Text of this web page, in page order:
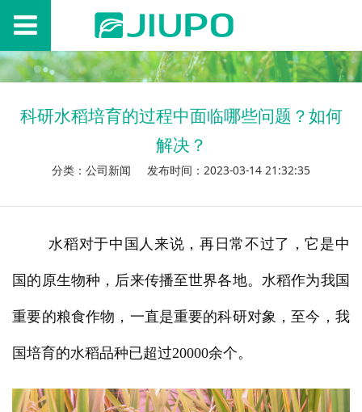
科研水稻培育的过程中面临哪些问题？如何
解决？
分类：公司新闻 发布时间：2023-03-14 21:32:35
水稻对于中国人来说，再日常不过了，它是中
国的原生物种，后来传播至世界各地。水稻作为我国
重要的粮食作物，一直是重要的科研对象，至今，我
国培育的水稻品种已超过20000余个。